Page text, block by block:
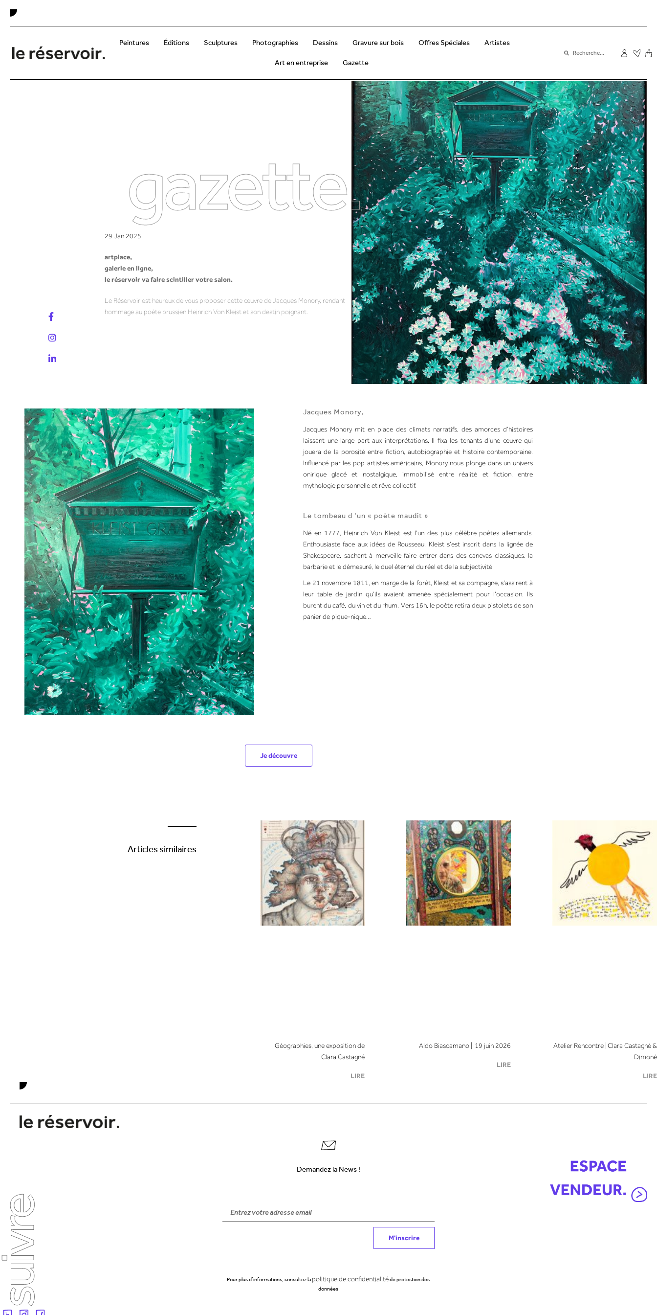
Peintures Éditions Sculptures Photographies Dessins Gravure sur bois Offres Spéciales Artistes
Art en entreprise Gazette
gazette.
29 Jan 2025
artplace,
galerie en ligne,
le réservoir va faire scintiller votre salon.
Le Réservoir est heureux de vous proposer cette œuvre de Jacques Monory, rendant
hommage au poète prussien Heinrich Von Kleist et son destin poignant.
Jacques Monory,
Jacques Monory mit en place des climats narratifs, des amorces d’histoires
laissant une large part aux interprétations. Il fixa les tenants d’une œuvre qui
jouera de la porosité entre fiction, autobiographie et histoire contemporaine.
Influencé par les pop artistes américains, Monory nous plonge dans un univers
onirique glacé et nostalgique, immobilisé entre réalité et fiction, entre
mythologie personnelle et rêve collectif.
Le tombeau d ‘un « poète maudit »
Né en 1777, Heinrich Von Kleist est l’un des plus célèbre poètes allemands.
Enthousiaste face aux idées de Rousseau, Kleist s’est inscrit dans la lignée de
Shakespeare, sachant à merveille faire entrer dans des canevas classiques, la
barbarie et le démesuré, le duel éternel du réel et de la subjectivité.
Le 21 novembre 1811, en marge de la forêt, Kleist et sa compagne, s’assirent à
leur table de jardin qu’ils avaient amenée spécialement pour l’occasion. Ils
burent du café, du vin et du rhum. Vers 16h, le poète retira deux pistolets de son
panier de pique-nique…
Je découvre
Articles similaires
Géographies, une exposition de
Clara Castagné
LIRE
Aldo Biascamano | 19 juin 2026
LIRE
Atelier Rencontre | Clara Castagné &
Dimoné
LIRE
Demandez la News !
M'inscrire
Pour plus d’informations, consultez la politique de confidentialitéde protection des
données